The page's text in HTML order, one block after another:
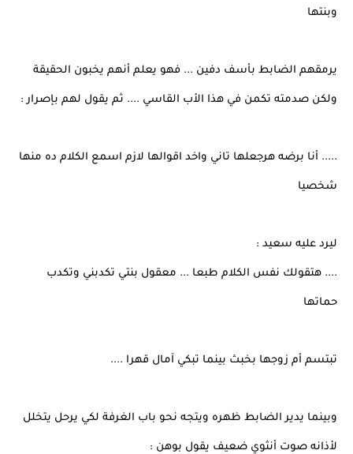
وبنتها
يرمقهم الضابط بأسف دفين ... فهو يعلم أنهم يخبون الحقيقة
ولكن صدمته تكمن في هذا الأب القاسي .... ثم يقول لهم بإصرار :
..... أنا برضه هرجعلها تاني واخد اقوالها لازم اسمع الكلام ده منها
شخصيا
ليرد عليه سعيد :
.... هتقولك نفس الكلام طبعا ... معقول بنتي تكدبني وتكدب
حماتها
تبتسم أم زوجها بخبث بينما تبكي آمال قهرا ....
وبينما يدير الضابط ظهره ويتجه نحو باب الغرفة لكي يرحل يتخلل
لأذانه صوت أنثوي ضعيف يقول بوهن :